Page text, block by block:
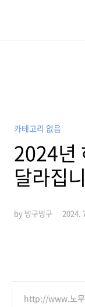
카테고리 없음
2024년
달라집니다 I 시리즈
by 빙구빙구 2024.
http://www.노